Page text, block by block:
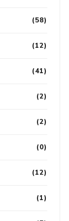
(58)
(12)
(41)
(2)
(2)
(0)
(12)
(1)